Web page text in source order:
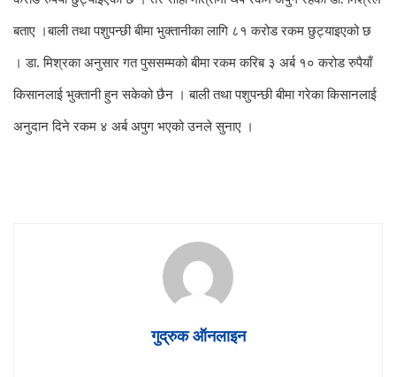
बताए ।बाली तथा पशुपन्छी बीमा भुक्तानीका लागि ८१ करोड रकम छुट्याइएको छ
। डा. मिश्रका अनुसार गत पुससम्मको बीमा रकम करिब ३ अर्ब १० करोड रुपैयाँ
किसानलाई भुक्तानी हुन सकेको छैन । बाली तथा पशुपन्छी बीमा गरेका किसानलाई
अनुदान दिने रकम ४ अर्ब अपुग भएको उनले सुनाए ।
गुद्रुक ऑनलाइन